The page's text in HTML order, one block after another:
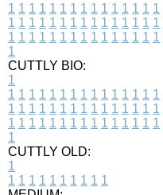
1 1 1 1 1 1 1 1 1 1 1 1 1 1 1
1 1 1 1 1 1 1 1 1 1 1 1 1 1 1
1 1 1 1 1 1 1 1 1 1 1 1 1 1 1
1
CUTTLY BIO:
1
1 1 1 1 1 1 1 1 1 1 1 1 1 1 1
1 1 1 1 1 1 1 1 1 1 1 1 1 1 1
1 1 1 1 1 1 1 1 1 1 1 1 1 1 1
1
CUTTLY OLD:
1
1 1 1 1 1 1 1 1 1 1